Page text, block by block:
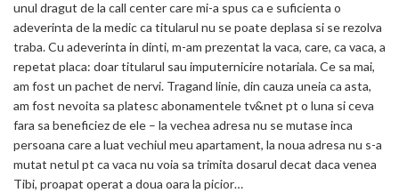
unul dragut de la call center care mi-a spus ca e suficienta o
adeverinta de la medic ca titularul nu se poate deplasa si se rezolva
traba. Cu adeverinta in dinti, m-am prezentat la vaca, care, ca vaca, a
repetat placa: doar titularul sau imputernicire notariala. Ce sa mai,
am fost un pachet de nervi. Tragand linie, din cauza uneia ca asta,
am fost nevoita sa platesc abonamentele tv&net pt o luna si ceva
fara sa beneficiez de ele – la vechea adresa nu se mutase inca
persoana care a luat vechiul meu apartament, la noua adresa nu s-a
mutat netul pt ca vaca nu voia sa trimita dosarul decat daca venea
Tibi, proapat operat a doua oara la picior…